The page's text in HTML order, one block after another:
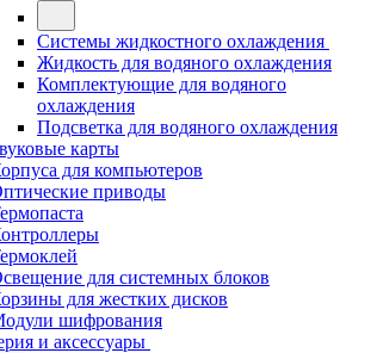
Системы жидкостного охлаждения
Жидкость для водяного охлаждения
Комплектующие для водяного
охлаждения
Подсветка для водяного охлаждения
карты
для компьютеров
приводы
для системных блоков
для жестких дисков
шифрования
и аксессуары